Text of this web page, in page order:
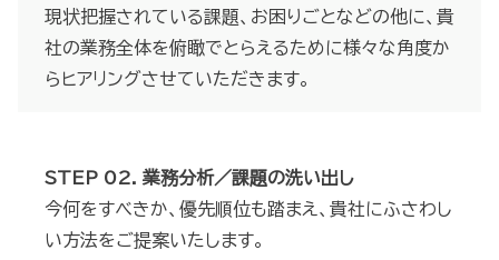
現状把握されている課題、お困りごとなどの他に、貴
社の業務全体を俯瞰でとらえるために様々な角度か
らヒアリングさせていただきます。
STEP 02. 業務分析／課題の洗い出し
今何をすべきか、優先順位も踏まえ、貴社にふさわし
い方法をご提案いたします。